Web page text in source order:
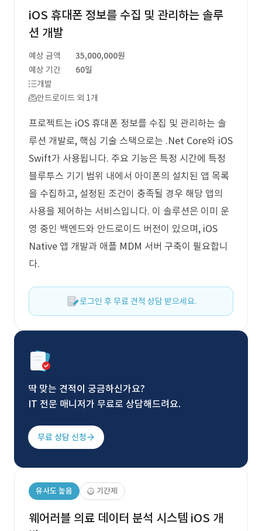
iOS 휴대폰 정보를 수집 및 관리하는 솔루
션 개발
예상 금액
35,000,000원
예상 기간
60일
개발
안드로이드 외 1개
프로젝트는 iOS 휴대폰 정보를 수집 및 관리하는 솔
루션 개발로, 핵심 기술 스택으로는 .Net Core와 iOS
Swift가 사용됩니다. 주요 기능은 특정 시간에 특정
블루투스 기기 범위 내에서 아이폰의 설치된 앱 목록
을 수집하고, 설정된 조건이 충족될 경우 해당 앱의
사용을 제어하는 서비스입니다. 이 솔루션은 이미 운
영 중인 백엔드와 안드로이드 버전이 있으며, iOS
Native 앱 개발과 애플 MDM 서버 구축이 필요합니
다.
로그인 후 무료 견적 상담 받으세요.
딱 맞는 견적이 궁금하신가요?
IT 전문 매니저가 무료로 상담해드려요.
무료 상담 신청
유사도 높음 기간제
웨어러블 의료 데이터 분석 시스템 iOS 개